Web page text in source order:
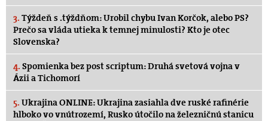
3. Týždeň s .týždňom: Urobil chybu Ivan Korčok, alebo PS?
Prečo sa vláda utieka k temnej minulosti? Kto je otec
Slovenska?
4. Spomienka bez post scriptum: Druhá svetová vojna v
Ázii a Tichomorí
5. Ukrajina ONLINE: Ukrajina zasiahla dve ruské rafinérie
hlboko vo vnútrozemí, Rusko útočilo na železničnú stanicu